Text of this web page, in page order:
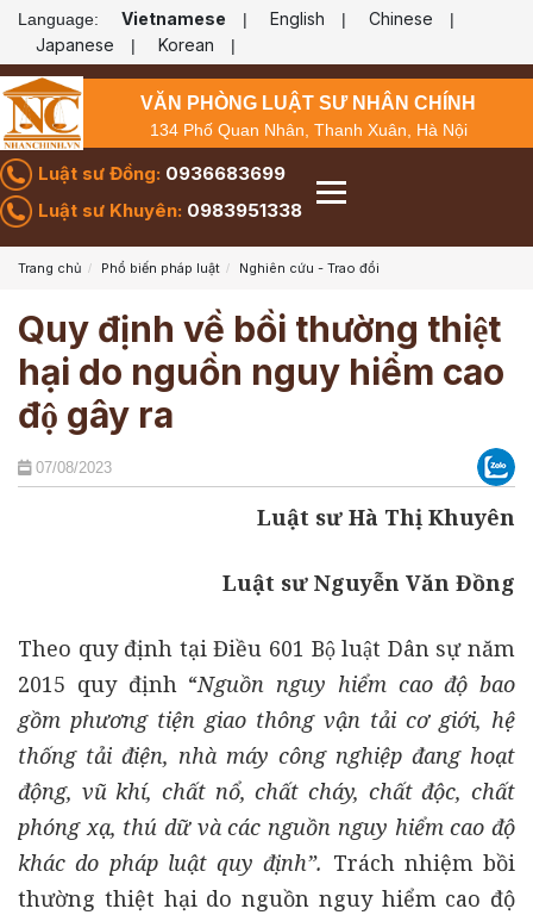
Language: Vietnamese | English | Chinese |
Japanese | Korean |
VĂN PHÒNG LUẬT SƯ NHÂN CHÍNH
134 Phố Quan Nhân, Thanh Xuân, Hà Nội
Luật sư Đồng: 0936683699
Luật sư Khuyên: 0983951338
Trang chủ Phổ biến pháp luật Nghiên cứu - Trao đổi
Quy định về bồi thường thiệt
hại do nguồn nguy hiểm cao
độ gây ra
07/08/2023
Luật sư Hà Thị Khuyên
Luật sư Nguyễn Văn Đồng
Theo quy định tại Điều 601 Bộ luật Dân sự năm
2015 quy định “Nguồn nguy hiểm cao độ bao
gồm phương tiện giao thông vận tải cơ giới, hệ
thống tải điện, nhà máy công nghiệp đang hoạt
động, vũ khí, chất nổ, chất cháy, chất độc, chất
phóng xạ, thú dữ và các nguồn nguy hiểm cao độ
khác do pháp luật quy định”. Trách nhiệm bồi
thường thiệt hại do nguồn nguy hiểm cao độ